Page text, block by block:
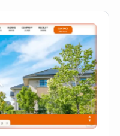
フ
ォ
参
考
評
価
4.8【2026
年
会
社
フ
ュ
ー
チ
ャ
ー・
リ